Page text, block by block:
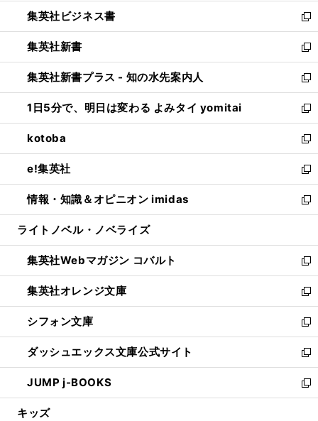
く
で
開
く
ド
ウ
で
開
く
し
い
ウ
ィ
ン
ド
ウ
で
開
く
集英社ビジネス書
新
し
い
ウ
ィ
ン
ド
ウ
で
開
く
集英社新書
新
し
い
ウ
ィ
ン
ド
ウ
で
開
く
集英社新書プラス - 知の水先案内人
新
し
い
ウ
ィ
ン
ド
ウ
で
開
1日5分で、明日は変わる よみタイ yomitai
新
し
い
ウ
ィ
ン
ド
ウ
開
く
kotoba
新
し
い
ウ
ィ
ン
ウ
で
開
く
e!集英社
新
し
い
ウ
ン
ド
ウ
で
開
く
情報・知識＆オピニオン imidas
新
し
ウ
ィ
ン
ド
ウ
で
開
く
ライトノベル・ノベライズ
集英社Webマガジン コバルト
新
し
い
ウ
ィ
ン
ド
ウ
で
開
集英社オレンジ文庫
新
し
い
ウ
ィ
ン
ド
ウ
シフォン文庫
新
し
い
ウ
ィ
ン
ダッシュエックス文庫公式サイト
新
し
い
ウ
JUMP j-BOOKS
新
し
キッズ